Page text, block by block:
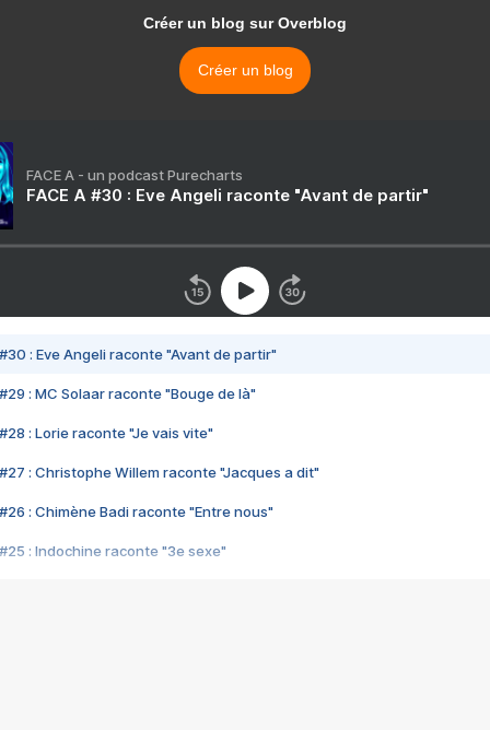
Créer un blog sur Overblog
Créer un blog
FACE A - un podcast Purecharts
FACE A #30 : Eve Angeli raconte "Avant de partir"
#30 : Eve Angeli raconte "Avant de partir"
#29 : MC Solaar raconte "Bouge de là"
#28 : Lorie raconte "Je vais vite"
#27 : Christophe Willem raconte "Jacques a dit"
#26 : Chimène Badi raconte "Entre nous"
#25 : Indochine raconte "3e sexe"